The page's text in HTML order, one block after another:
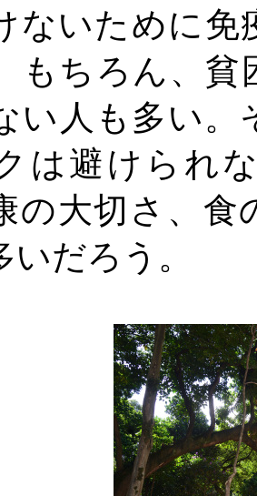
ないために免
もちろん、
い人も多い
は避けられ
の大切さ、食
いだろう。